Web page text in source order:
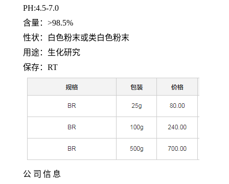
PH:4.5-7.0
含量： >98.5%
性状：白色粉末或类白色粉末
用途：生化研究
保存： RT
公 司 信 息